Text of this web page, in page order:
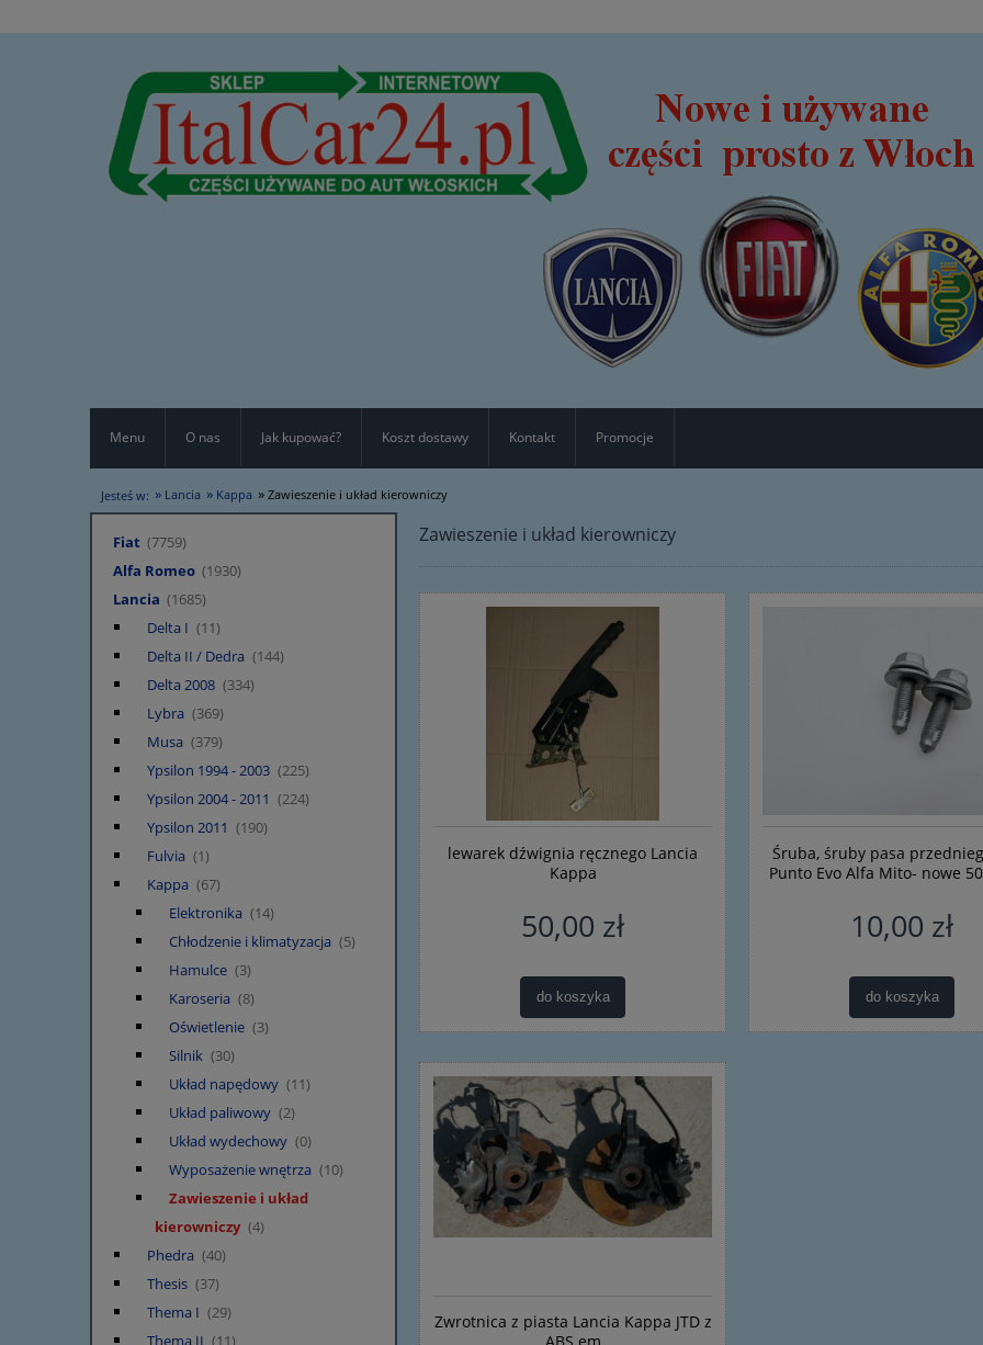
Menu O nas Jak kupować? Koszt dostawy Kontakt Promocje
Jesteś w: » Lancia » Kappa » Zawieszenie i układ kierowniczy
Fiat (7759)
Alfa Romeo (1930)
Lancia (1685)
Delta I (11)
Delta II / Dedra (144)
Delta 2008 (334)
Lybra (369)
Musa (379)
Ypsilon 1994 - 2003 (225)
Ypsilon 2004 - 2011 (224)
Ypsilon 2011 (190)
Fulvia (1)
Kappa (67)
Elektronika (14)
Chłodzenie i klimatyzacja (5)
Hamulce (3)
Karoseria (8)
Oświetlenie (3)
Silnik (30)
Układ napędowy (11)
Układ paliwowy (2)
Układ wydechowy (0)
Wyposażenie wnętrza (10)
Zawieszenie i układ
kierowniczy (4)
Phedra (40)
Thesis (37)
Thema I (29)
Thema II (11)
Zawieszenie i układ kierowniczy
lewarek dźwignia ręcznego Lancia
Kappa
50,00 zł
do koszyka
Śruba, śruby pasa
Punto Evo Alfa Mito- nowe
10,00 zł
do koszyka
Zwrotnica z piasta Lancia Kappa JTD z